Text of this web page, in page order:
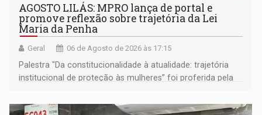
AGOSTO LILÁS: MPRO lança de portal e
promove reflexão sobre trajetória da Lei
Maria da Penha
Geral 06 de Agosto de 2026 às 17:15
Palestra "Da constitucionalidade à atualidade: trajetória
institucional de proteção às mulheres” foi proferida pela
Goiás